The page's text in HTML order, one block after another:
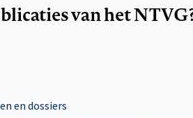
van het
en dossiers